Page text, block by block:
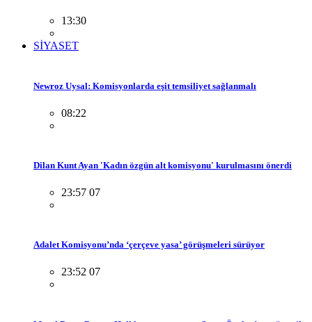
13:30
SİYASET
Newroz Uysal: Komisyonlarda eşit temsiliyet sağlanmalı
08:22
Dilan Kunt Ayan 'Kadın özgün alt komisyonu' kurulmasını önerdi
23:57 07
Adalet Komisyonu’nda ‘çerçeve yasa’ görüşmeleri sürüyor
23:52 07